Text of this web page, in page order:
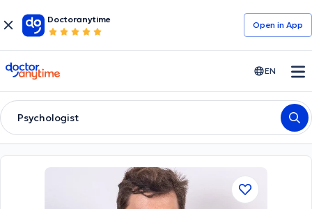
Doctoranytime
Open in Αpp
doctoranytime EN
Psychologist